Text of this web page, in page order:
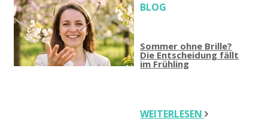
BLOG
Sommer ohne Brille?
Die Entscheidung fällt
im Frühling
WEITERLESEN